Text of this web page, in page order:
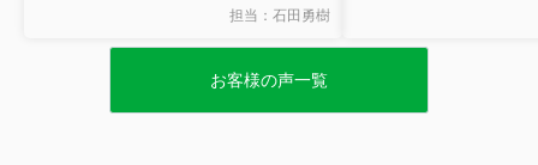
きとても感謝しています。担当：石田勇樹
お客様の声一覧